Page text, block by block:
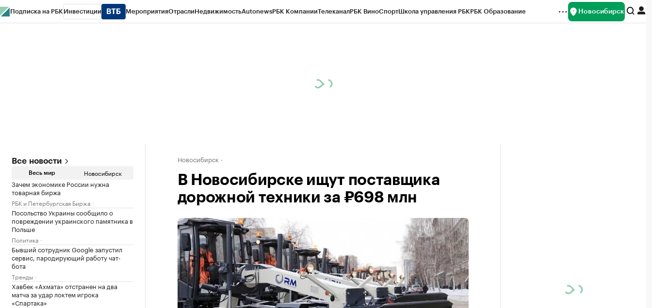
Подписка на РБК Инвестиции МероприятияОтраслиНедвижимостьAutonewsРБК КомпанииТелеканалРБК ВиноСпортШкола управления РБКРБК Образование Новосибирск
Все новости
Весь мир Новосибирск
Зачем экономике России нужна
товарная биржа
РБК и Петербургская Биржа
Посольство Украины сообщило о
повреждении украинского памятника в
Польше
Политика
Бывший сотрудник Google запустил
сервис, пародирующий работу чат-
бота
Тренды
Хавбек «Ахмата» отстранен на два
матча за удар локтем игрока
«Спартака»
Новосибирск
В Новосибирске ищут поставщика
дорожной техники за ₽698 млн